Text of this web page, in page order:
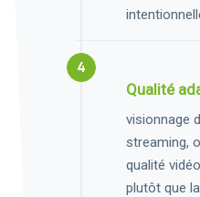
Qualité
visionnage
streaming,
qualité
plutôt que